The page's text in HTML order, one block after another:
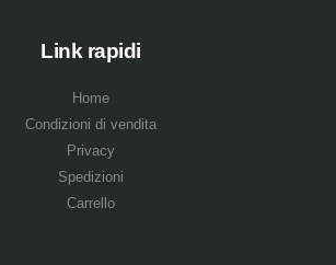
Link rapidi
Home
Condizioni di vendita
Privacy
Spedizioni
Carrello